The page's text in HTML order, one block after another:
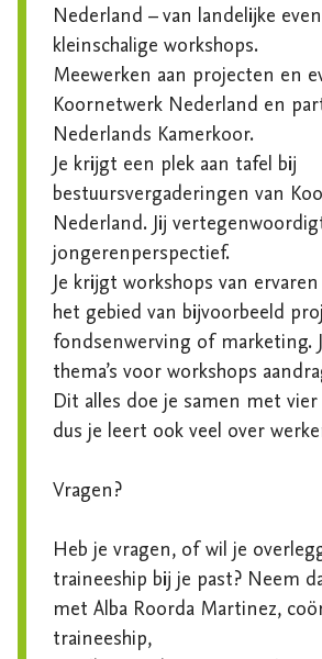
Nederland – van landelijke
kleinschalige workshops.
Meewerken aan projecten en
Koornetwerk Nederland en
Nederlands Kamerkoor.
Je krijgt een plek aan tafel bij
bestuursvergaderingen van
Nederland. Jij
jongerenperspectief.
Je krijgt workshops van
het gebied van bijvoorbeeld
fondsenwerving of marketing.
thema’s voor workshops
Dit alles doe je samen met
dus je leert ook veel over
Vragen?
Heb je vragen, of wil je
traineeship bij je past? Neem
met Alba Roorda Martinez,
traineeship,